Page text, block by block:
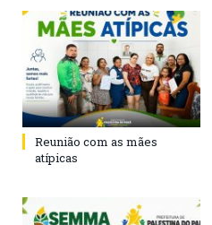
Reunião com as mães
atípicas